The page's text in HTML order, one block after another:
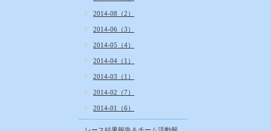
2014-08（2）
2014-06（3）
2014-05（4）
2014-04（1）
2014-03（1）
2014-02（7）
2014-01（6）